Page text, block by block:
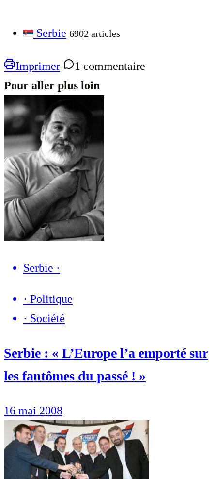
Serbie 6902 articles
Imprimer
1 commentaire
Pour aller plus loin
Serbie ·
· Politique
· Société
Serbie : « L’Europe l’a emporté sur
les fantômes du passé ! »
16 mai 2008